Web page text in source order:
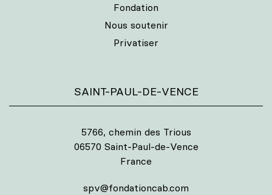
Fondation
Nous soutenir
Privatiser
SAINT-PAUL-DE-VENCE
5766, chemin des Trious
06570 Saint-Paul-de-Vence
France
spv@fondationcab.com